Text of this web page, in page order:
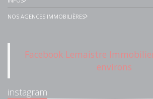
NOS AGENCES IMMOBILIÈRES
Facebook Lemaistre
environs
instagram